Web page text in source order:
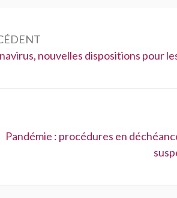
: nouvelles dispositions pour
Suivant :
Pandémie : procédures en